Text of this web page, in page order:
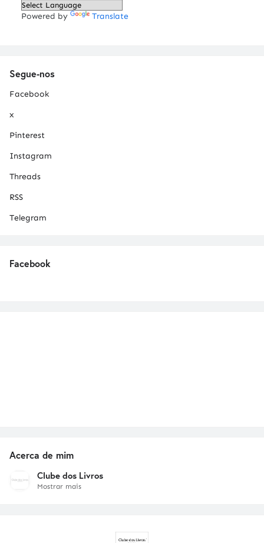
Powered by Translate
Segue-nos
Facebook
x
Pinterest
Instagram
Threads
RSS
Telegram
Facebook
Acerca de mim
Clube dos Livros
Mostrar mais